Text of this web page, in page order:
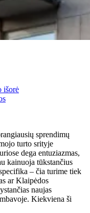
išorė
sprendimų
turto srityje
dega entuziazmas,
kainuoja tūkstančius
– čia turime tiek
ar Klaipėdos
naujas
Kiekviena ši